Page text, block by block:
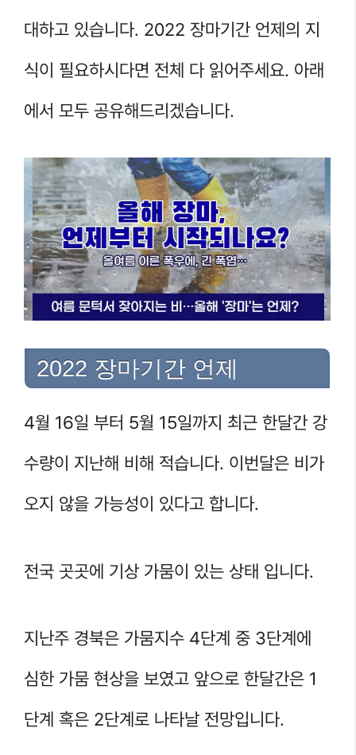
대하고 있습니다. 2022 장마기간 언제의 지
식이 필요하시다면 전체 다 읽어주세요. 아래
에서 모두 공유해드리겠습니다.
2022 장마기간 언제
4월 16일 부터 5월 15일까지 최근 한달간 강
수량이 지난해 비해 적습니다. 이번달은 비가
오지 않을 가능성이 있다고 합니다.
전국 곳곳에 기상 가뭄이 있는 상태 입니다.
지난주 경북은 가뭄지수 4단계 중 3단계에
심한 가뭄 현상을 보였고 앞으로 한달간은 1
단계 혹은 2단계로 나타날 전망입니다.